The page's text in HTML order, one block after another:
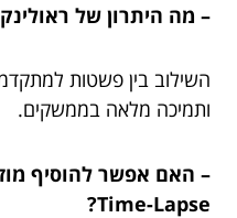
– מה היתרון של
השילוב בין פשטות
ותמיכה מלאה בממשקים.
– האם אפשר להוסיף
Time-Lapse?